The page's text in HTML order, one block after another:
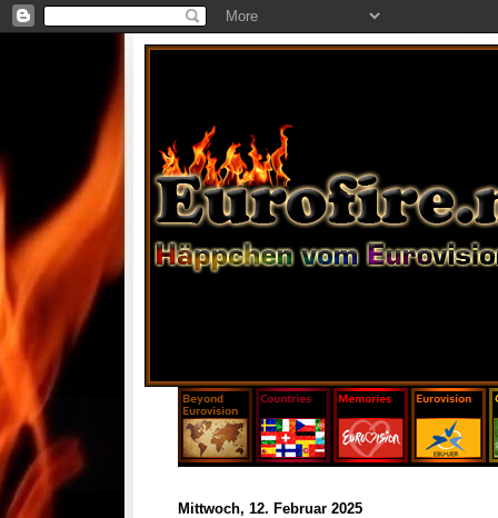
Mittwoch, 12. Februar 2025